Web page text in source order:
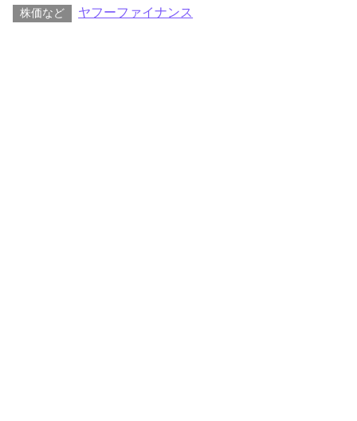
株価など ヤフーファイナンス